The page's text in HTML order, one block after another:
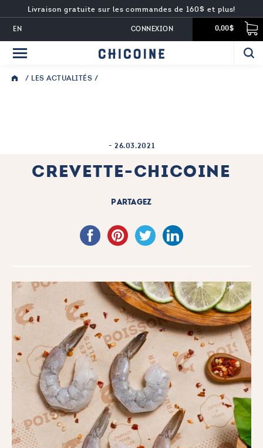
EN
Livraison gratuite sur les commandes de 160$ et plus!
0,00$
CONNEXION
/ LES ACTUALITÉS /
- 26.03.2021
CREVETTE-CHICOINE
PARTAGEZ